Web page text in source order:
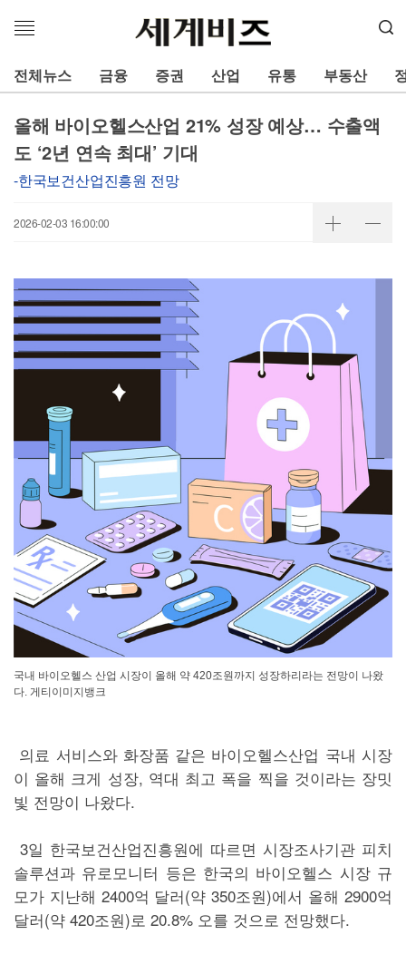
메
열
기
전체뉴스 금융 증권 산업 유통 부동산
올해 바이오헬스산업 21% 성장 예상… 수출액
도 ‘2년 연속 최대’ 기대
-한국보건산업진흥원 전망
2026-02-03 16:00:00
국내 바이오헬스 산업 시장이 올해 약 420조원까지 성장하리라는 전망이 나왔
다. 게티이미지뱅크
의료 서비스와 화장품 같은 바이오헬스산업 국내 시장
이 올해 크게 성장, 역대 최고 폭을 찍을 것이라는 장밋
빛 전망이 나왔다.
3일 한국보건산업진흥원에 따르면 시장조사기관 피치
솔루션과 유로모니터 등은 한국의 바이오헬스 시장 규
모가 지난해 2400억 달러(약 350조원)에서 올해 2900억
달러(약 420조원)로 20.8% 오를 것으로 전망했다.